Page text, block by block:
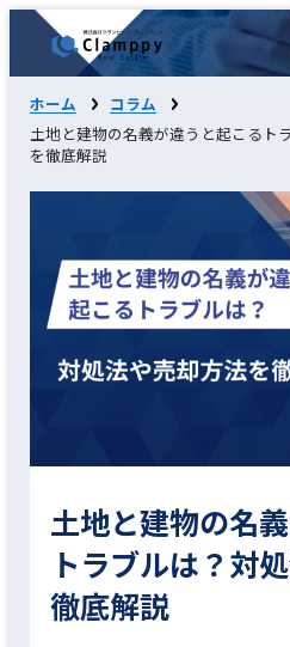
ホーム
コラム
土地と建物の名義が違うと起こるト
を徹底解説
土地と建物の名
トラブルは？対
徹底解説